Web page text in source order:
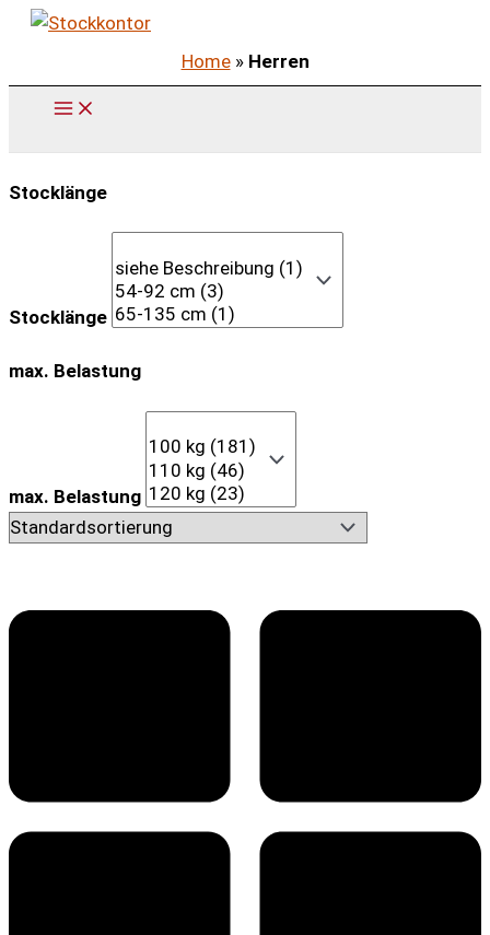
Zum
springen
Home» Herren
Stocklänge
Stocklänge
max. Belastung
max. Belastung